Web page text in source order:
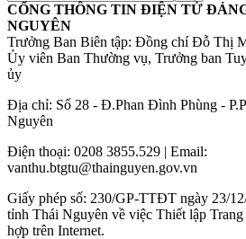
CỔNG THÔNG TIN ĐIỆN TỬ
NGUYÊN
Trưởng Ban Biên tập: Đồng chí Đỗ Thị
Ủy viên Ban Thường vụ, Trưởng ban
ủy
Địa chỉ: Số 28 - Đ.Phan Đình Phùng -
Nguyên
Điện thoại: 0208 3855.529 | Email:
vanthu.btgtu@thainguyen.gov.vn
Giấy phép số: 230/GP-TTĐT ngày 23/
tỉnh Thái Nguyên về việc Thiết lập
hợp trên Internet.